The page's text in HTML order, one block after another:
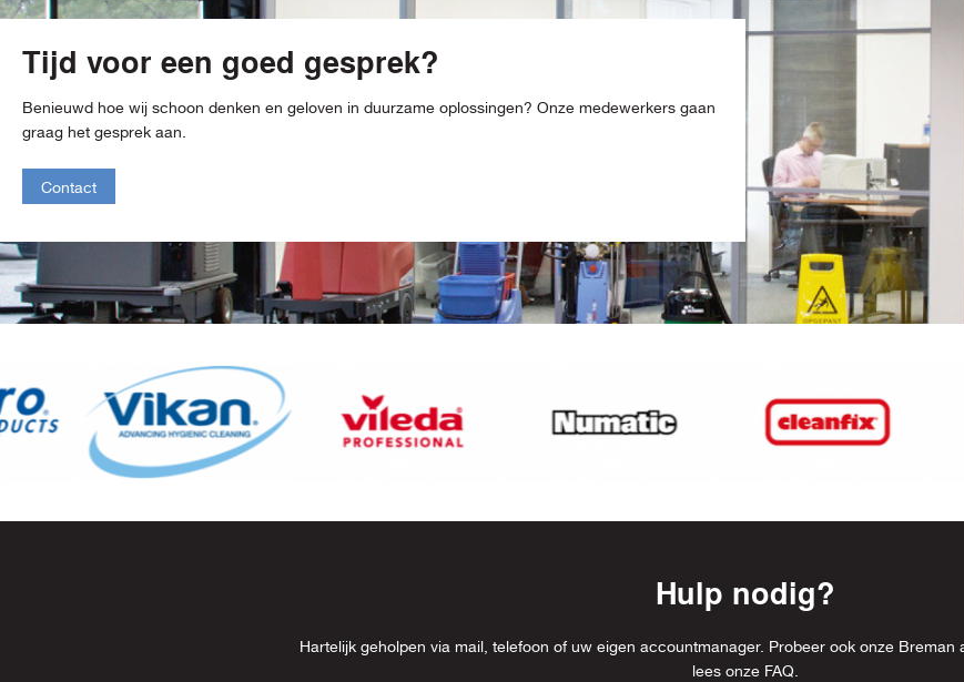
Tijd voor een goed gesprek?
Benieuwd hoe wij schoon denken en geloven in duurzame oplossingen? Onze medewerkers gaan
graag het gesprek aan.
Contact
Item
Hulp nodig?
Hartelijk geholpen via mail, telefoon of uw eigen accountmanager. Probeer ook onze Breman
lees onze FAQ.